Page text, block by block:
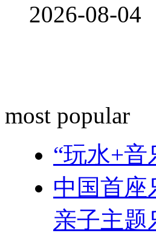
2026-08-04
most popular
“玩水+
中国首座
亲子主题